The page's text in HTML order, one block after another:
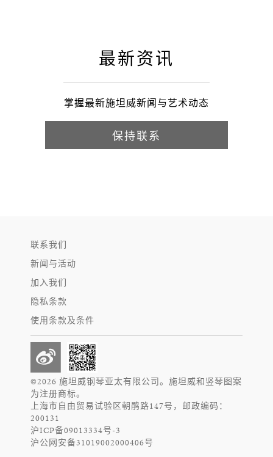
最新资讯
掌握最新施坦威新闻与艺术动态
保持联系
联系我们
新闻与活动
加入我们
隐私条款
使用条款及条件
©2026 施坦威钢琴亚太有限公司。施坦威和竖琴图案
为注册商标。
上海市自由贸易试验区朝鹃路147号，邮政编码：
200131
沪ICP备09013334号-3
沪公网安备31019002000406号